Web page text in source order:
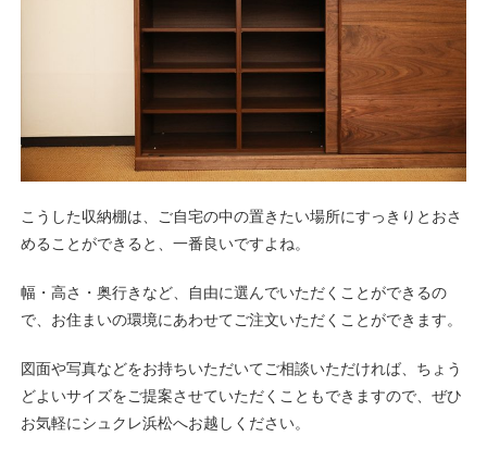
こうした収納棚は、ご自宅の中の置きたい場所にすっきりとおさ
めることができると、一番良いですよね。
幅・高さ・奥行きなど、自由に選んでいただくことができるの
で、お住まいの環境にあわせてご注文いただくことができます。
図面や写真などをお持ちいただいてご相談いただければ、ちょう
どよいサイズをご提案させていただくこともできますので、ぜひ
お気軽にシュクレ浜松へお越しください。